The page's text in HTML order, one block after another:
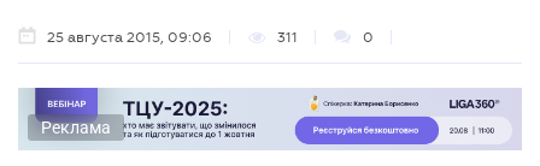
25 августа 2015, 09:06 311 0
Реклама